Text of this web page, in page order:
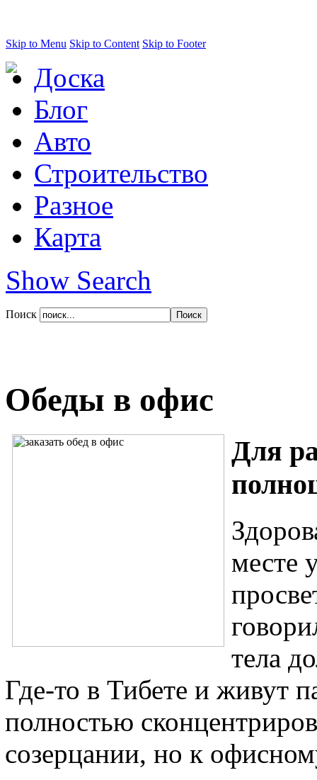
Skip to Menu Skip to Content Skip to Footer
Доска
Блог
Авто
Строительство
Разное
Карта
Show Search
Поиск
Обеды в офис
Для
месте
тела
Где-то в Тибете и живут
полностью
созерцании, но к